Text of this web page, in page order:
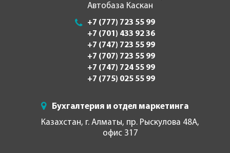
Автобаза Каскан
+7 (777) 723 55 99
+7 (701) 433 92 36
+7 (747) 723 55 99
+7 (707) 723 55 99
+7 (747) 724 55 99
+7 (775) 025 55 99
Бухгалтерия и отдел маркетинга
Казахстан, г. Алматы, пр. Рыскулова 48А,
офис 317